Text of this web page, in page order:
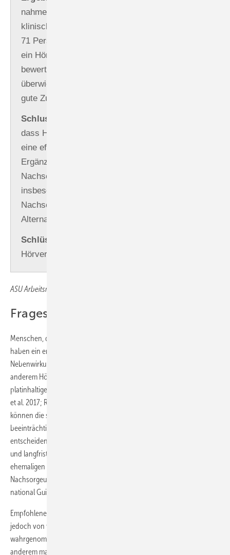
nahmen 319 (20 %) am Screening teil. Ein
klinisch relevanter Hörverlust fand sich bei
71 Personen (22 %). Fünf Teilnehmende kauften
ein Hörgerät. Teilnehmende und Fachpersonen
bewerteten das Screening-Aangebot
überwiegend positiv und hoben insbesondere die
gute Zugänglichkeit hervor.
Schlussfolgerungen:
dass Hörscreenings in Hör­gerätefachgeschäften
eine effektive, praktikable und akzeptierte
Ergänzung zu bestehenden
Nachsorgeprogrammen darstellen können,
insbesondere für Überlebende, die keine
Nachsorge besuchen oder eine niedrigschwellige
Alternative bevorzugen.
Schlüsselwörter:
Hörverlust – Hörscreening
ASU Arbeitsmed Sozialmed Umweltmed 2025; 61 : 363 –366
Fragestellung
Menschen, die eine Krebserkrankung im Kindesalter überlebt haben,
haben ein erhöhtes Risiko für therapiebedingte spät auftretende ­
Nebenwirkungen, so genannte Spätfolgen. Dazu gehören unter
anderem Hörprobleme infolge ototoxischer Behandlungen wie
platinhaltiger Chemotherapie oder Bestrahlung im Kopfbereich (Weiss
et al. 2017; Robison u. Hudson 2014). Unbehandelte Hörprobleme
können die schulische Entwicklung sowie die berufliche Teilhabe
beeinträchtigen. Die Früherkennung solcher Spätfolgen ist
entscheidend, um rechtzeitig therapeutische Maßnahmen einzuleiten
und langfristige Auswirkungen zu reduzieren. Aus diesem Grund wird
ehemaligen Patientinnen und Patienten empfohlen, regelmäßig
Nachsorgeuntersuchungen durchzuführen (Winther et al. 2015; Inter­
national Guideline Harmonization Group 2024).
Empfohlene risikoadaptierte Nachsorgeuntersuchungen werden
jedoch von vielen erwachsenen Überlebenden nicht
wahrgenommen (Baenziger et al. 2018). Gründe dafür sind unter
anderem mangelndes Wissen über mögliche Spätfolgen nach Krebs